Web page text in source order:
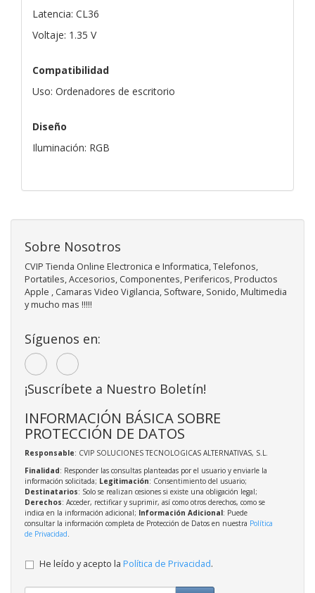
Latencia: CL36
Voltaje: 1.35 V
Compatibilidad
Uso: Ordenadores de escritorio
Diseño
Iluminación: RGB
Sobre Nosotros
CVIP Tienda Online Electronica e Informatica, Telefonos,
Portatiles, Accesorios, Componentes, Perifericos, Productos
Apple , Camaras Video Vigilancia, Software, Sonido, Multimedia
y mucho mas !!!!!
Síguenos en:
¡Suscríbete a Nuestro Boletín!
INFORMACIÓN BÁSICA SOBRE
PROTECCIÓN DE DATOS
Responsable: CVIP SOLUCIONES TECNOLOGICAS ALTERNATIVAS, S.L.
Finalidad: Responder las consultas planteadas por el usuario y enviarle la
información solicitada; Legitimación: Consentimiento del usuario;
Destinatarios: Solo se realizan cesiones si existe una obligación legal;
Derechos: Acceder, rectificar y suprimir, así como otros derechos, como se
indica en la información adicional; Información Adicional: Puede
consultar la información completa de Protección de Datos en nuestra Política
de Privacidad
He leído y acepto la Política de Privacidad.